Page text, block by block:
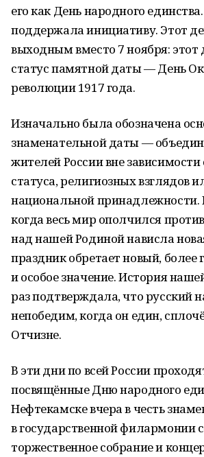
его как День народного
поддержала инициативу. Этот
выходным вместо 7 ноября: этот
статус памятной даты — День
революции 1917 года.
Изначально была обозначена
знаменательной даты —
жителей России вне зависимости
статуса, религиозных взглядов
национальной принадлежности.
когда весь мир ополчился
над нашей Родиной нависла
праздник обретает новый,
и особое значение. История
раз подтверждала, что русский
непобедим, когда он един,
Отчизне.
В эти дни по всей России
посвящённые Дню народного
Нефтекамске вчера в честь
в государственной филармонии
торжественное собрание и